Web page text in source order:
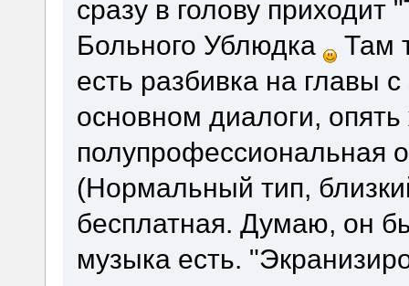
сразу в голову приходит
Больного Ублюдка
Там
есть разбивка на главы
основном диалоги,
полупрофессиональная
(Нормальный тип,
бесплатная. Думаю, он
музыка есть.